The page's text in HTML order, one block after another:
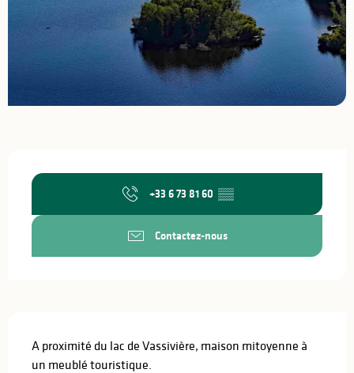
+33 6 73 81 60 ▒▒
Contactez-nous
A proximité du lac de Vassivière, maison mitoyenne à
un meublé touristique.